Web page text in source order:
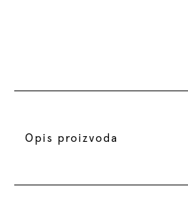
Opis proizvoda